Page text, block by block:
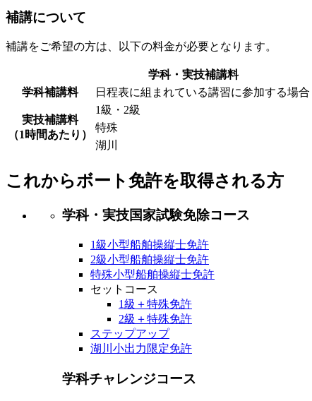
補講について
補講をご希望の方は、以下の料金が必要となります。
学科・実技補講料
学科補講料
日程表に組まれている講習に参加する場合
実技補講料
（1時間あたり）
1級・2級
特殊
湖川
これからボート免許を取得される方
学科・実技国家試験免除コース
1級小型船舶操縦士免許
2級小型船舶操縦士免許
特殊小型船舶操縦士免許
セットコース
1級 ＋特殊免許
2級 ＋特殊免許
ステップアップ
湖川 小出力限定免許
学科チャレンジコース